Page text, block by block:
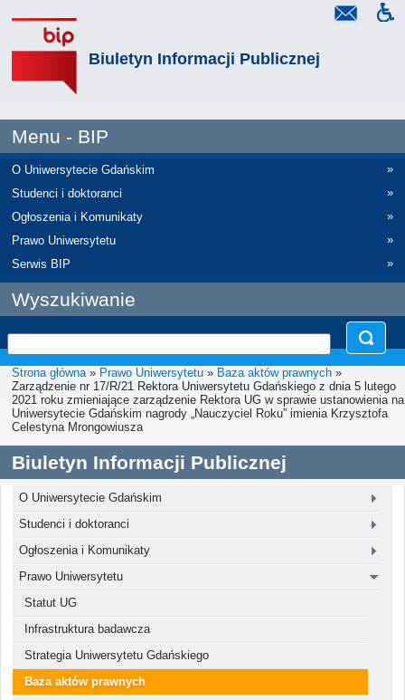
Biuletyn Informacji Publicznej
Menu - BIP
O Uniwersytecie Gdańskim
»
Studenci i doktoranci
»
Ogłoszenia i Komunikaty
»
Prawo Uniwersytetu
»
Serwis BIP
»
Wyszukiwanie
Strona główna» Prawo Uniwersytetu » Baza aktów prawnych »
Zarządzenie nr 17/R/21 Rektora Uniwersytetu Gdańskiego z dnia 5 lutego
2021 roku zmieniające zarządzenie Rektora UG w sprawie ustanowienia na
Uniwersytecie Gdańskim nagrody „Nauczyciel Roku” imienia Krzysztofa
Celestyna Mrongowiusza
Biuletyn Informacji Publicznej
O Uniwersytecie Gdańskim
Studenci i doktoranci
Ogłoszenia i Komunikaty
Prawo Uniwersytetu
Statut UG
Infrastruktura badawcza
Strategia Uniwersytetu Gdańskiego
Baza aktów prawnych